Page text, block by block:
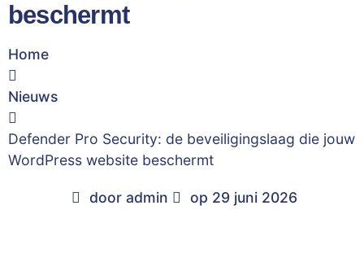
beschermt
Home
Nieuws
Defender Pro Security: de beveiligingslaag die jouw
WordPress website beschermt
door admin op 29 juni 2026